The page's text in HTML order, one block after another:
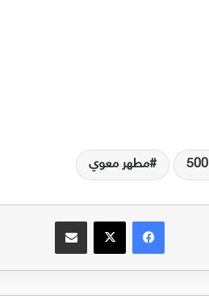
مطهر معوي
فيسبوك